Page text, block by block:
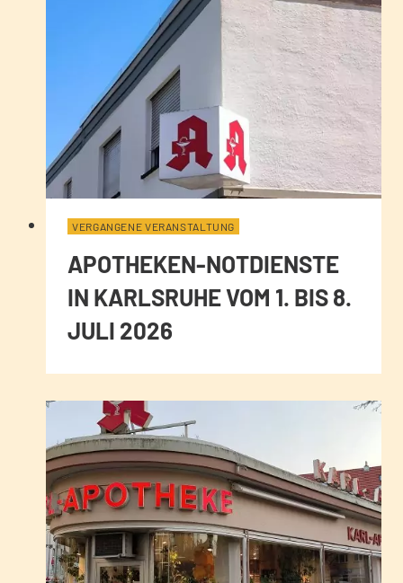
VERGANGENE VERANSTALTUNG
APOTHEKEN-NOTDIENSTE
IN KARLSRUHE VOM 1. BIS 8.
JULI 2026